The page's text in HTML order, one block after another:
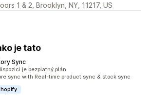
1 & 2, Brooklyn, NY, 11217, US
je tato
Sync
recenzí: 69je bezplatný plán
sync with Real-time product sync & stock sync